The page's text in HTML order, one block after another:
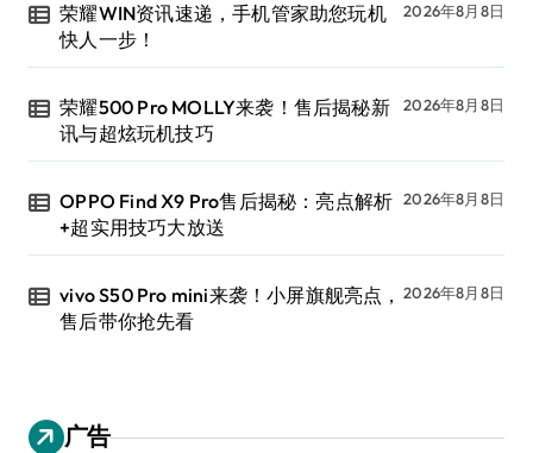
荣耀WIN资讯速递，手机管家助您玩机
快人一步！
2026年8月8日
荣耀500 Pro MOLLY来袭！售后揭秘新
讯与超炫玩机技巧
2026年8月8日
OPPO Find X9 Pro售后揭秘：亮点解析
+超实用技巧大放送
2026年8月8日
vivo S50 Pro mini来袭！小屏旗舰亮点，
售后带你抢先看
2026年8月8日
广告